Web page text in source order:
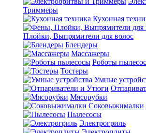
Триммеры
Кухонная
Плойки, Выпрямители для волос
Блендеры
Массажеры
Роботы
Тостеры
Умные
Мясорубки
Соковыжималки
Пылесосы
Электрогриль